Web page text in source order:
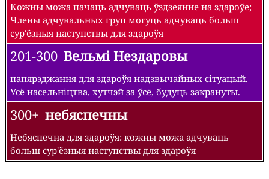
Кожны можа пачаць адчуваць ўздзеянне на здароўе;
Члены адчувальных груп могуць адчуваць больш
сур'ёзныя наступствы для здароўя
201-300 Вельмі Нездаровы
папярэджання для здароўя надзвычайных сітуацый.
Усё насельніцтва, хутчэй за ўсё, будуць закрануты.
300+ небяспечны
Небяспечна для здароўя: кожны можа адчуваць
больш сур'ёзныя наступствы для здароўя